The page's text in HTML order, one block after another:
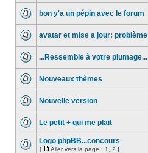
bon y'a un pépin avec le forum
avatar et mise a jour: problème
...Ressemble à votre plumage...
Nouveaux thèmes
Nouvelle version
Le petit + qui me plait
Logo phpBB...concours
[ Aller vers la page : 1 2 ]